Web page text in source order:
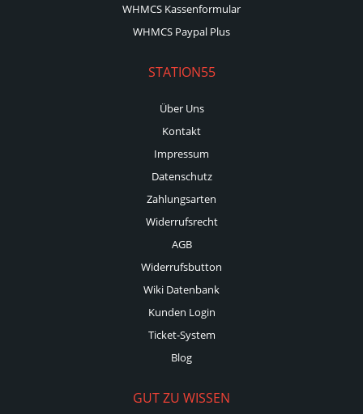
WHMCS Kassenformular
WHMCS Paypal Plus
STATION55
Über Uns
Kontakt
Impressum
Datenschutz
Zahlungsarten
Widerrufsrecht
AGB
Widerrufsbutton
Wiki Datenbank
Kunden Login
Ticket-System
Blog
GUT ZU WISSEN